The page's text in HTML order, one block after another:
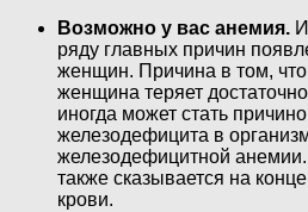
Возможно у вас анемия.
ряду главных причин
женщин. Причина в том,
женщина теряет
иногда может стать
железодефицита в
железодефицитной анемии.
также сказывается на
крови.